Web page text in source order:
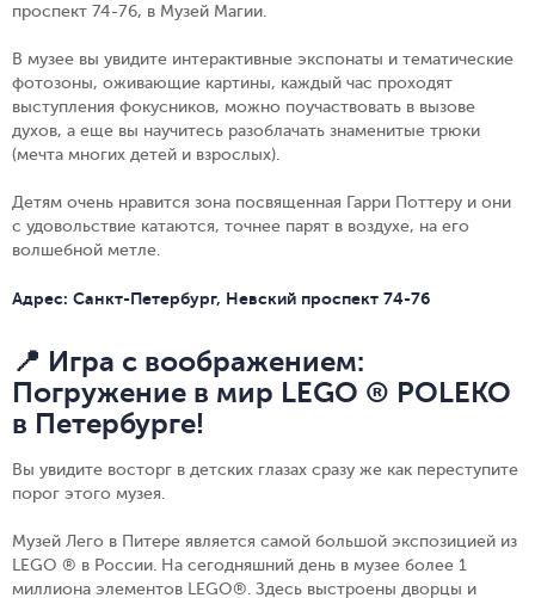
проспект 74-76, в Музей Магии.
В музее вы увидите интерактивные экспонаты и тематические
фотозоны, оживающие картины, каждый час проходят
выступления фокусников, можно поучаствовать в вызове
духов, а еще вы научитесь разоблачать знаменитые трюки
(мечта многих детей и взрослых).
Детям очень нравится зона посвященная Гарри Поттеру и они
с удовольствие катаются, точнее парят в воздухе, на его
волшебной метле.
Адрес: Санкт-Петербург, Невский проспект 74-76
📍 Игра с воображением:
Погружение в мир LEGO ® POLEKO
в Петербурге!
Вы увидите восторг в детских глазах сразу же как переступите
порог этого музея.
Музей Лего в Питере является самой большой экспозицией из
LEGO ® в России. На сегодняшний день в музее более 1
миллиона элементов LEGO®. Здесь выстроены дворцы и